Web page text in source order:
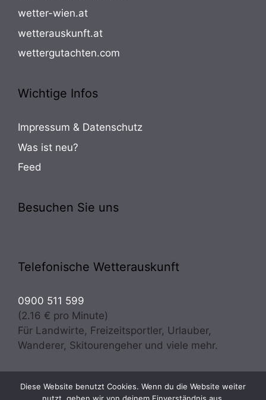
wetter-wien.at
wetterauskunft.at
wettergutachten.com
Wichtige Infos
Impressum & Datenschutz
Was ist neu?
Feed
Besuchen Sie uns
Telefonische Wetterauskunft
0900 511 599
(2.16 € pro Minute)
Für Landwirte, Freizeitsportler, Urlauber,
Wanderer, Skitourengeher und viele mehr.
Copyright © 2026 · Wetter Osttirol | meteo experts
Diese Website benutzt Cookies. Wenn du die Website weiter